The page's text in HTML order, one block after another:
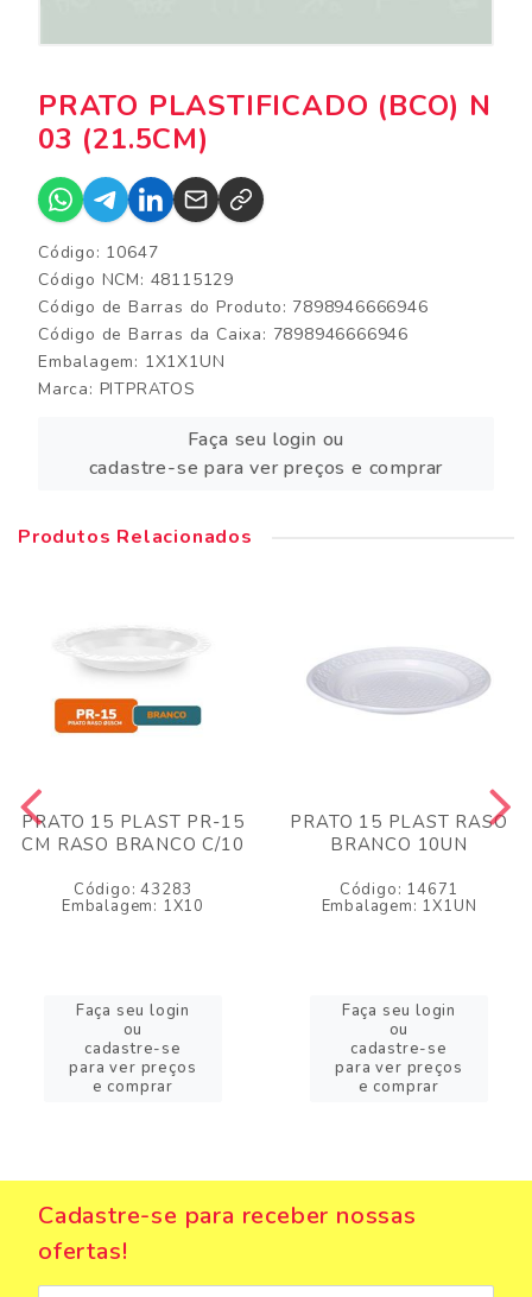
PRATO PLASTIFICADO (BCO) N
03 (21.5CM)
Código: 10647
Código NCM: 48115129
Código de Barras do Produto: 7898946666946
Código de Barras da Caixa: 7898946666946
Embalagem: 1X1X1UN
Marca: PITPRATOS
Faça seu login ou
cadastre-se para ver preços e comprar
Produtos Relacionados
PRATO 15 PLAST PR-15
CM RASO BRANCO C/10
Código: 43283
Embalagem: 1X10
Faça seu login
ou
cadastre-se
para ver preços
e comprar
PRATO 15 PLAST RASO
BRANCO 10UN
Código: 14671
Embalagem: 1X1UN
Faça seu login
ou
cadastre-se
para ver preços
e comprar
Cadastre-se para receber nossas
ofertas!